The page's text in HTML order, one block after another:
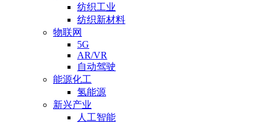
纺织工业
纺织新材料
物联网
5G
AR/VR
自动驾驶
能源化工
氢能源
新兴产业
人工智能